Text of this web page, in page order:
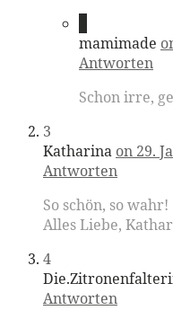
mamimade
Antworten
Schon irre,
3
Katharina on 29.
Antworten
So schön, so
Alles Liebe,
4
Antworten